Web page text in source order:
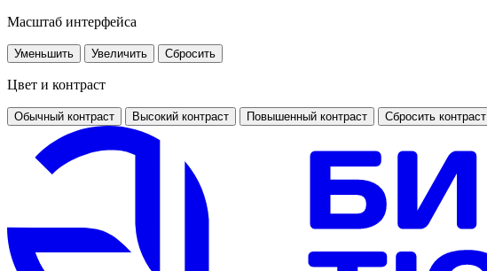
Масштаб интерфейса
Уменьшить Увеличить Сбросить
Цвет и контраст
Обычный контраст Высокий контраст Повышенный контраст Сбросить контраст